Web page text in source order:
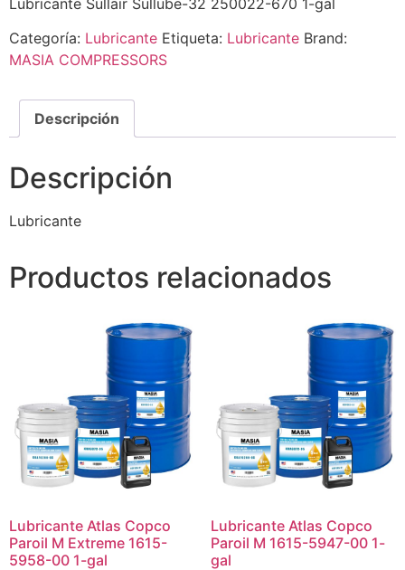
Lubricante Sullair Sullube-32 250022-670 1-gal
Categoría: Lubricante Etiqueta: Lubricante Brand:
MASIA COMPRESSORS
Descripción
Descripción
Lubricante
Productos relacionados
Lubricante Atlas Copco
Paroil M Extreme 1615-
5958-00 1-gal
Lubricante Atlas Copco
Paroil M 1615-5947-00 1-
gal